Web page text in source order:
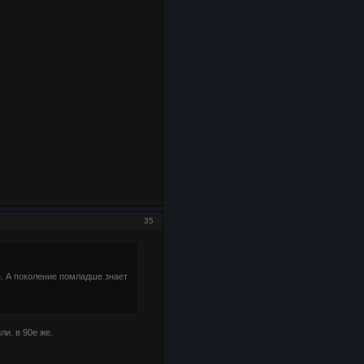
35
А поколение помладше знает
в 90е же.